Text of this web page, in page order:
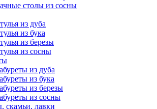
столы из сосны
из дуба
из бука
из березы
из сосны
из дуба
из бука
из березы
из сосны
скамьи, лавки